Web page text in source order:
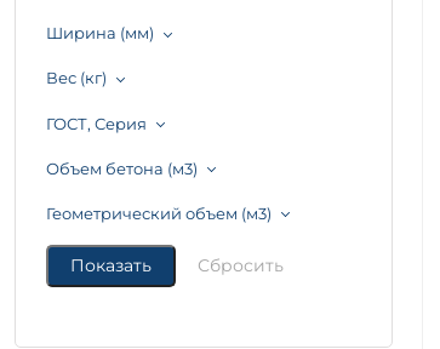
Ширина (мм)
Вес (кг)
ГОСТ, Серия
Объем бетона (м3)
Геометрический объем (м3)